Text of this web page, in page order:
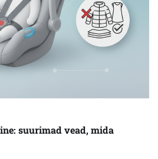
suurimad vead, mida